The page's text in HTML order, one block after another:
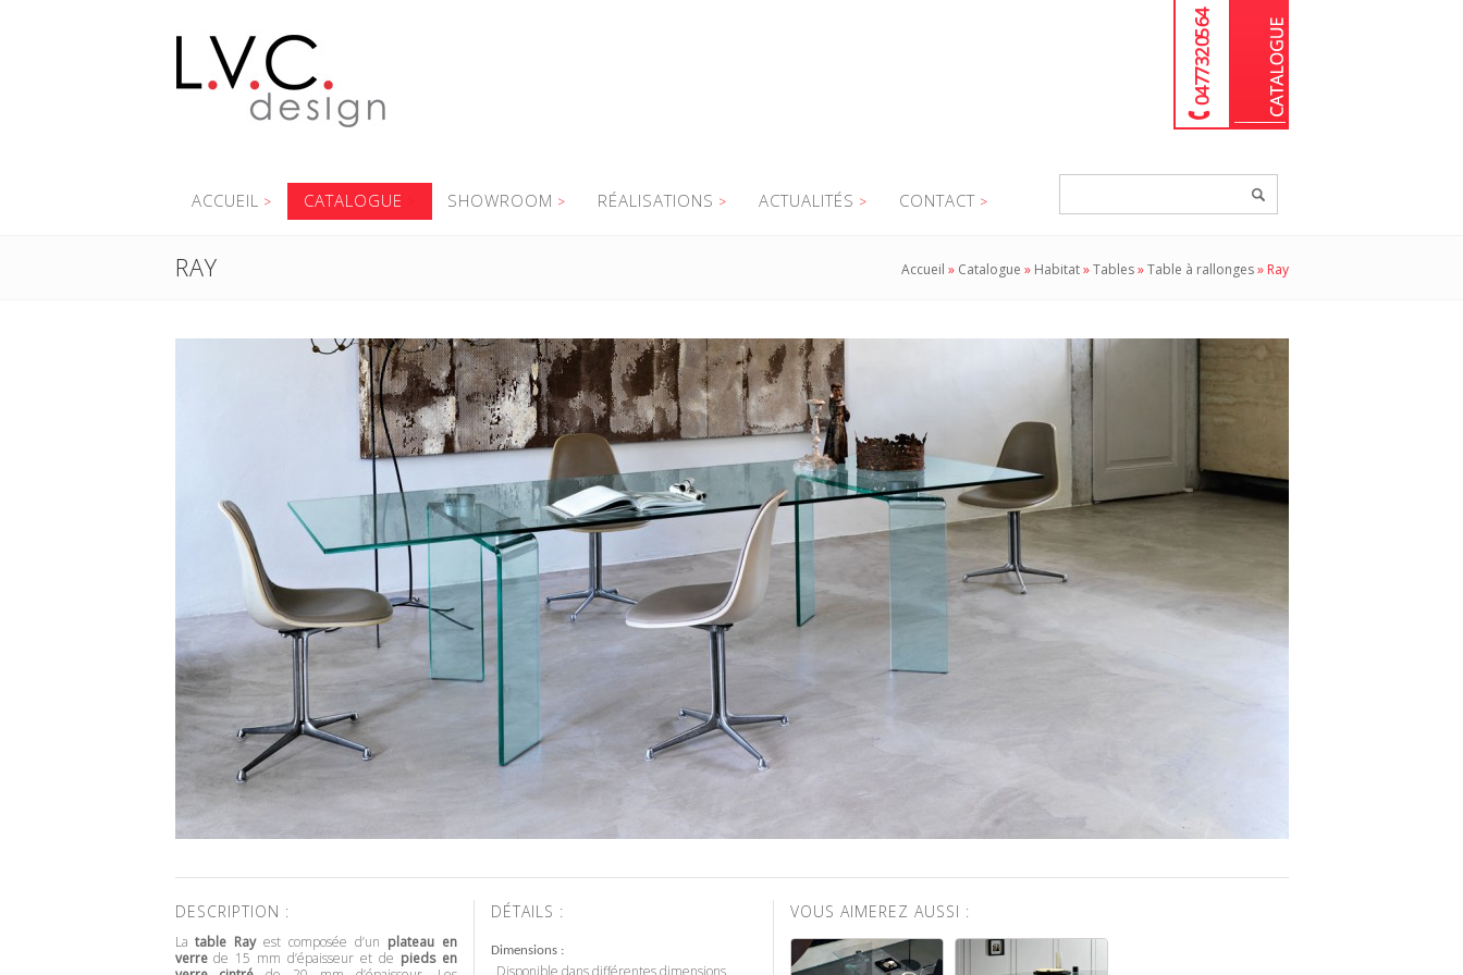
04 77 32 05 64
ACCUEIL CATALOGUE SHOWROOM RÉALISATIONS ACTUALITÉS CONTACT
RAY Accueil » Catalogue » Habitat»Tables»Table à rallonges» Ray
DESCRIPTION :
Latable Rayest composée d’un plateau en
verrede 15 mm d’épaisseur et de pieds en
DÉTAILS :
Dimensions
VOUS AIMEREZ AUSSI :